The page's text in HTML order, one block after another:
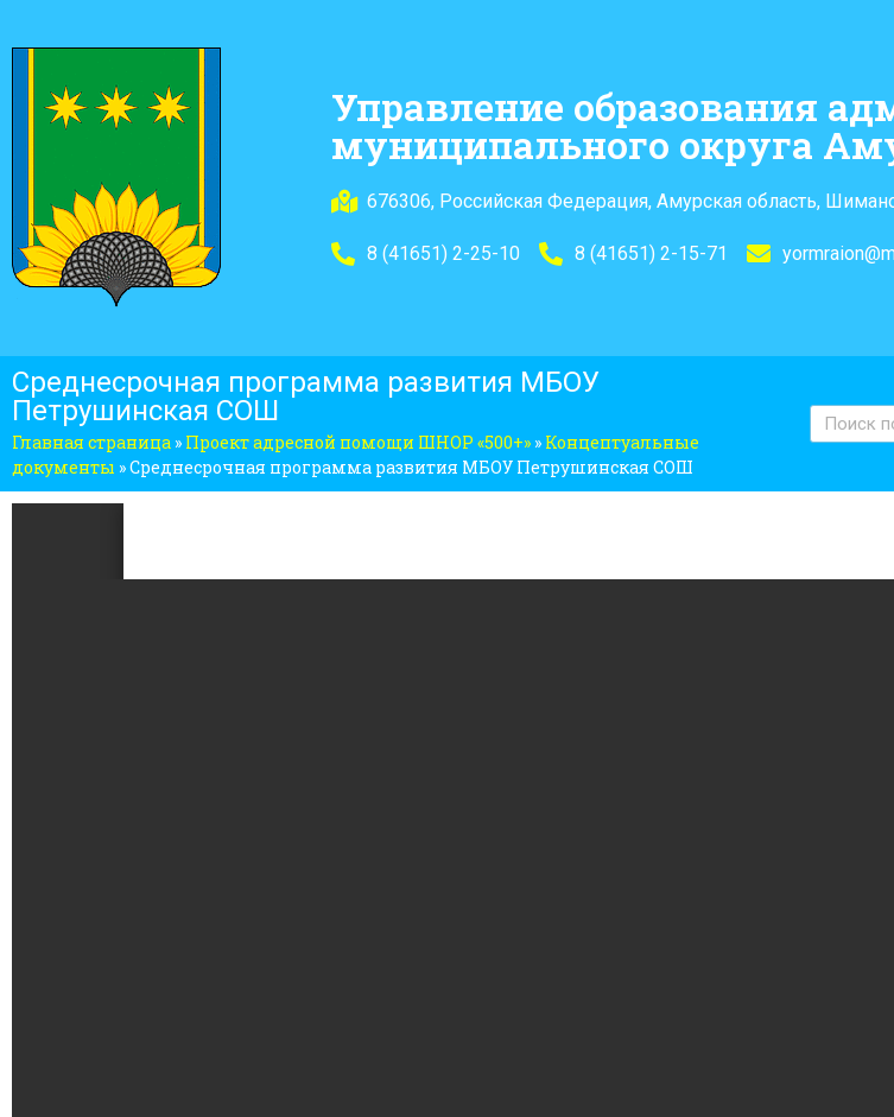
Управление образования
муниципального округа
676306, Российская Федерация, Амурская область,
8 (41651) 2-25-10 8 (41651) 2-15-71
Среднесрочная программа развития МБОУ
Петрушинская СОШ
Главная страница » Проект адресной помощи ШНОР «500+» » Концептуальные
документы »Среднесрочная программа развития МБОУ Петрушинская СОШ